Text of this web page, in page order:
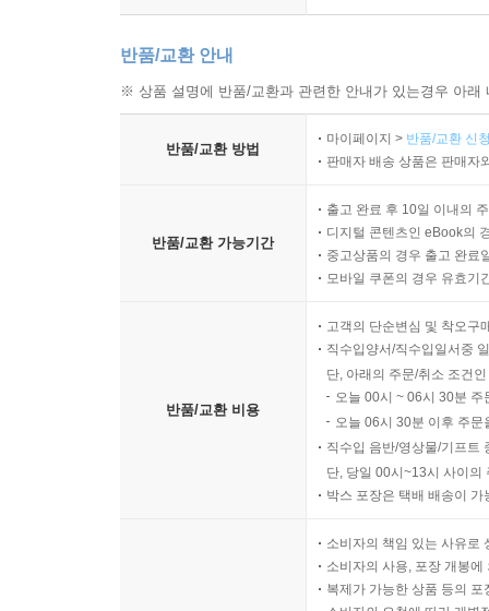
반품/교환 안내
※ 상품 설명에 반품/교환과 관련한 안내가 있는경우 아
반품/교환 방법
마이페이지 > 반품/교환 신
판매자 배송 상품은 판매자
반품/교환 가능기간
출고 완료 후 10일 이내의
디지털 콘텐츠인 eBook의
중고상품의 경우 출고 완료
모바일 쿠폰의 경우 유효기
반품/교환 비용
고객의 단순변심 및 착오구
직수입양서/직수입일서중
단, 아래의 주문/취소 조건
오늘 00시 ~ 06시 30분
오늘 06시 30분 이후 주
직수입 음반/영상물/기프트
단, 당일 00시~13시 사이의
박스 포장은 택배 배송이
소비자의 책임 있는 사유로
소비자의 사용, 포장 개봉
복제가 가능한 상품 등의